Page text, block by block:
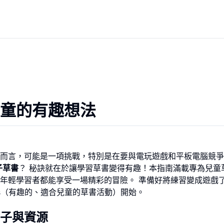
的有趣想法
言，可能是一項挑戰，特別是在要與電玩遊戲和平板電腦競
草書 ？ 秘訣就在於讓學習草書變得有趣！本指南滿載專為兒童
輕學習者都能享受一場精彩的冒險。 準備好將練習變成遊戲
（有趣的、適合兒童的草書活動）開始。
與資源